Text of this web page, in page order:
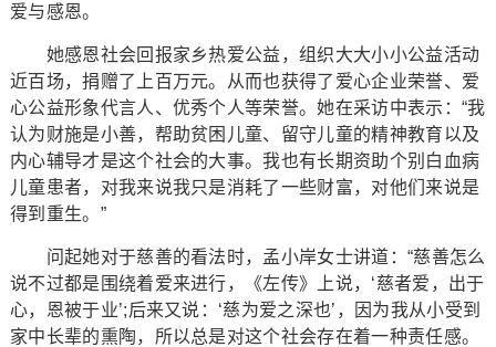
爱与感恩。
她感恩社会回报家乡热爱公益，组织大大小小公益活动
近百场，捐赠了上百万元。从而也获得了爱心企业荣誉、爱
心公益形象代言人、优秀个人等荣誉。她在采访中表示：“我
认为财施是小善，帮助贫困儿童、留守儿童的精神教育以及
内心辅导才是这个社会的大事。我也有长期资助个别白血病
儿童患者，对我来说我只是消耗了一些财富，对他们来说是
得到重生。”
问起她对于慈善的看法时，孟小岸女士讲道：“慈善怎么
说不过都是围绕着爱来进行，《左传》上说，‘慈者爱，出于
心，恩被于业’;后来又说：‘慈为爱之深也’，因为我从小受到
家中长辈的熏陶，所以总是对这个社会存在着一种责任感。